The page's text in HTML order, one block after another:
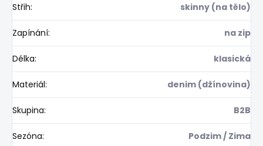
Střih: skinny (na tělo)
Zapínání: na zip
Délka: klasická
Materiál: denim (džínovina)
Skupina: B2B
Sezóna: Podzim / Zima